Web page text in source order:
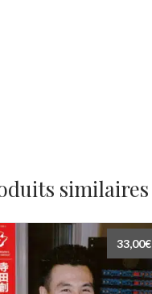
similaires
33,00€